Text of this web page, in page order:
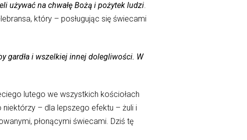
używać na chwałę Bożą i pożytek ludzi.
który – posługując się świecami
gardła i wszelkiej innej dolegliwości. W
lutego we wszystkich kościołach
niektórzy – dla lepszego efektu – żuli i
płonącymi świecami. Dziś tę